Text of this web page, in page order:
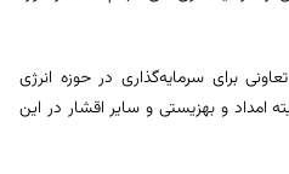
برای سرمایه‌گذاری در حوزه انرژی
امداد و بهزیستی و سایر اقشار در این